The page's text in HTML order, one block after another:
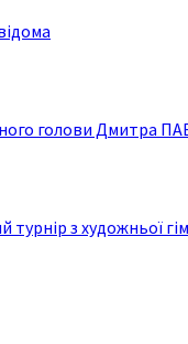
голови Дмитра
турнір з художньої